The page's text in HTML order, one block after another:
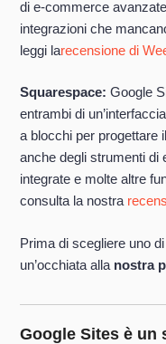
di e-commerce
integrazioni che
leggi larecensione di
Squarespace:Google
entrambi di
a blocchi per progettare
anche degli strumenti
integrate e molte altre
consulta la nostra
Prima di scegliere uno
un’occhiata alla nostra
Google Sites è un